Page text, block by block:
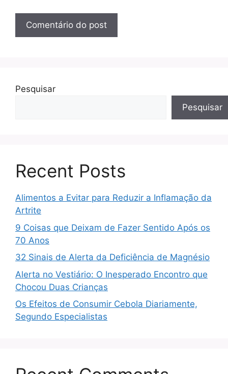
Pesquisar
Pesquisar
Recent Posts
Alimentos a Evitar para Reduzir a Inflamação da
Artrite
9 Coisas que Deixam de Fazer Sentido Após os
70 Anos
32 Sinais de Alerta da Deficiência de Magnésio
Alerta no Vestiário: O Inesperado Encontro que
Chocou Duas Crianças
Os Efeitos de Consumir Cebola Diariamente,
Segundo Especialistas